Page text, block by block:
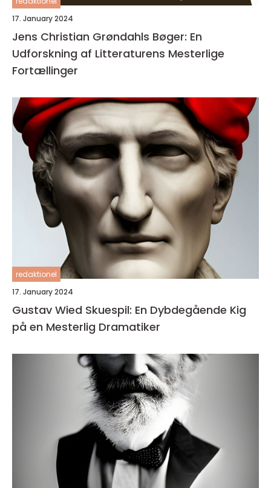
17. January 2024
Jens Christian Grøndahls Bøger: En
Udforskning af Litteraturens Mesterlige
Fortællinger
redaktionel
17. January 2024
Gustav Wied Skuespil: En Dybdegående Kig
på en Mesterlig Dramatiker